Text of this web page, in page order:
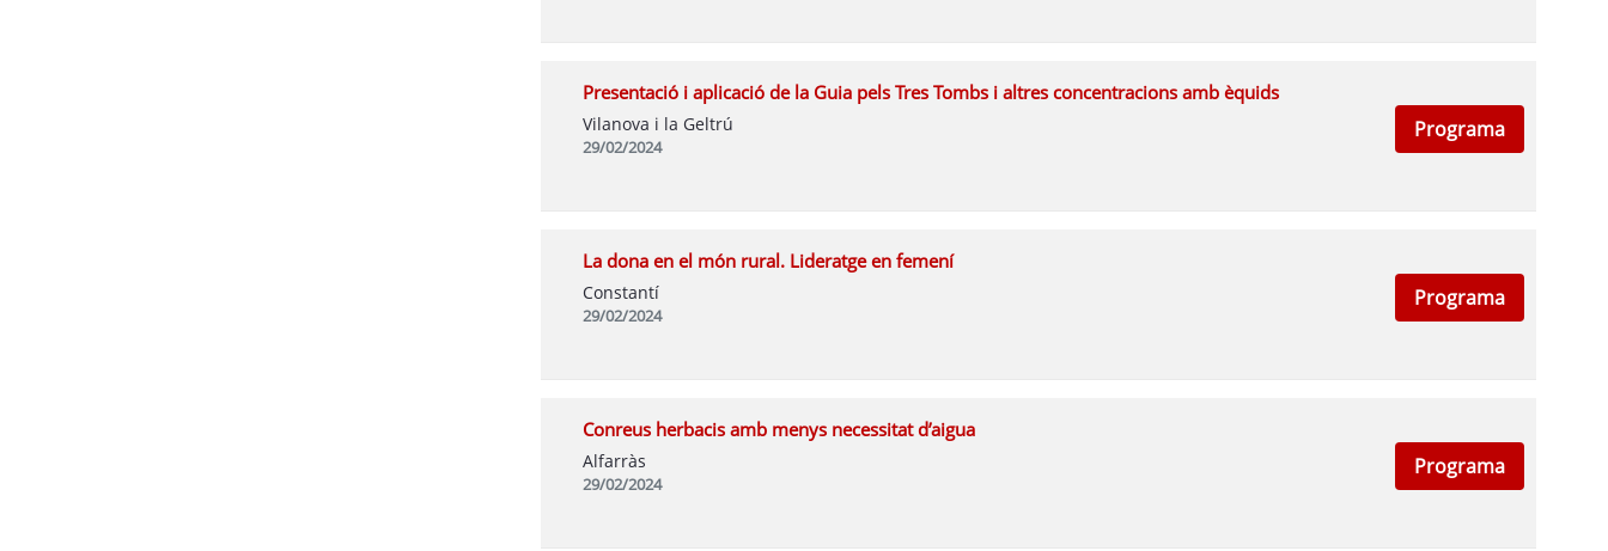
Presentació i aplicació de la Guia pels Tres Tombs i altres concentracions amb èquids
Vilanova i la Geltrú
29/02/2024
Programa
La dona en el món rural. Lideratge en femení
Constantí
29/02/2024
Programa
Conreus herbacis amb menys necessitat d’aigua
Alfarràs
29/02/2024
Programa